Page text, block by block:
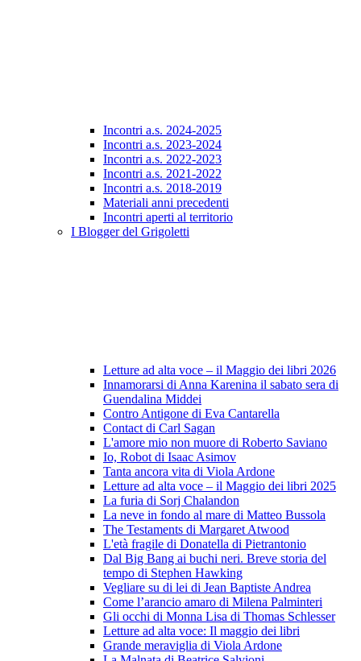
Incontri a.s. 2024-2025
Incontri a.s. 2023-2024
Incontri a.s. 2022-2023
Incontri a.s. 2021-2022
Incontri a.s. 2018-2019
Materiali anni precedenti
Incontri aperti al territorio
I Blogger del Grigoletti
Letture ad alta voce – il Maggio dei libri 2026
Innamorarsi di Anna Karenina il sabato sera di
Guendalina Middei
Contro Antigone di Eva Cantarella
Contact di Carl Sagan
L'amore mio non muore di Roberto Saviano
Io, Robot di Isaac Asimov
Tanta ancora vita di Viola Ardone
Letture ad alta voce – il Maggio dei libri 2025
La furia di Sorj Chalandon
La neve in fondo al mare di Matteo Bussola
The Testaments di Margaret Atwood
L'età fragile di Donatella di Pietrantonio
Dal Big Bang ai buchi neri. Breve storia del
tempo di Stephen Hawking
Vegliare su di lei di Jean Baptiste Andrea
Come l’arancio amaro di Milena Palminteri
Gli occhi di Monna Lisa di Thomas Schlesser
Letture ad alta voce: Il maggio dei libri
Grande meraviglia di Viola Ardone